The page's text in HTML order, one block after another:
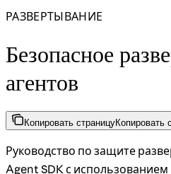
РАЗВЕРТЫВАНИЕ
Безопасное
агентов
Копировать страницуКопировать
Руководство по защите
Agent SDK с